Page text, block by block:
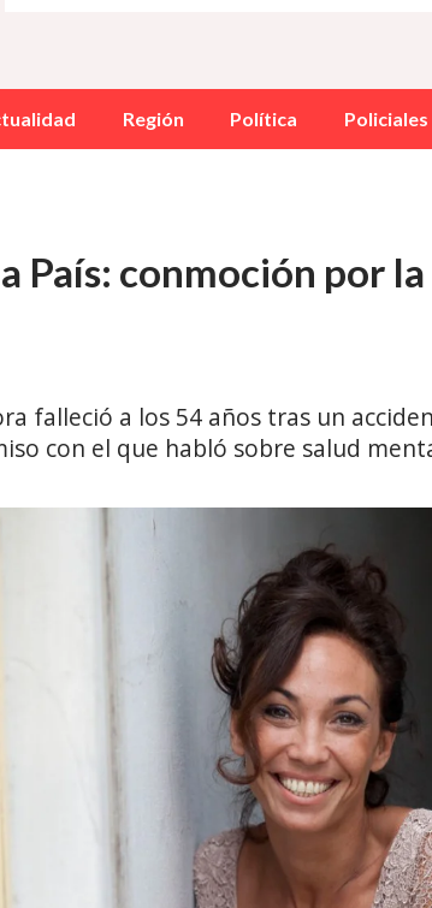
Región Política Policiales
País: conmoción por
falleció a los 54 años tras un
con el que habló sobre salud